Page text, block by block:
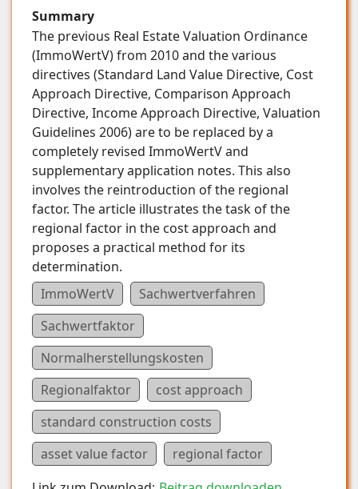
Summary
The previous Real Estate Valuation Ordinance
(ImmoWertV) from 2010 and the various
directives (Standard Land Value Directive, Cost
Approach Directive, Comparison Approach
Directive, Income Approach Directive, Valuation
Guidelines 2006) are to be replaced by a
completely revised ImmoWertV and
supplementary application notes. This also
involves the reintroduction of the regional
factor. The article illustrates the task of the
regional factor in the cost approach and
proposes a practical method for its
determination.
ImmoWertV
Sachwertverfahren
Sachwertfaktor
Normalherstellungskosten
Regionalfaktor
cost approach
standard construction costs
asset value factor
regional factor